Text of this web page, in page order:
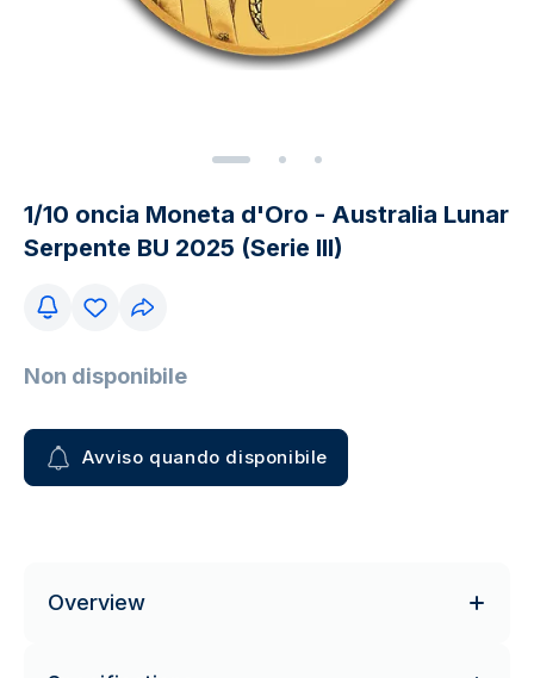
1/10 oncia Moneta d'Oro - Australia Lunar
Serpente BU 2025 (Serie III)
Non disponibile
Avviso quando disponibile
Overview